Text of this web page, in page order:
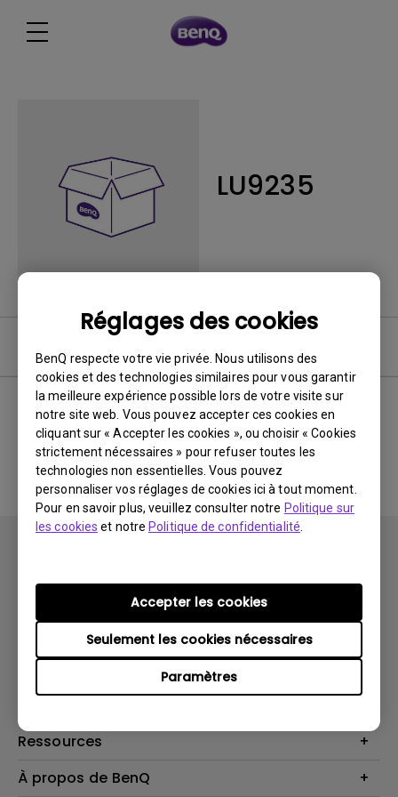
Réglages des cookies
BenQ respecte votre vie privée. Nous utilisons des
cookies et des technologies similaires pour vous garantir
la meilleure expérience possible lors de votre visite sur
notre site web. Vous pouvez accepter ces cookies en
cliquant sur « Accepter les cookies », ou choisir « Cookies
strictement nécessaires » pour refuser toutes les
technologies non essentielles. Vous pouvez
personnaliser vos réglages de cookies ici à tout moment.
Pour en savoir plus, veuillez consulter notre Politique sur
les cookies et notre Politique de confidentialité
Paramètres
Seulement les cookies nécessaires
Accepter les cookies
LU9235
Aucune FAQ associée
Vidéoprojecteurs
Haut-parleur
Solutions
Contactez-nous
Recycling
Ressources
Centre de connaissances
À propos de BenQ